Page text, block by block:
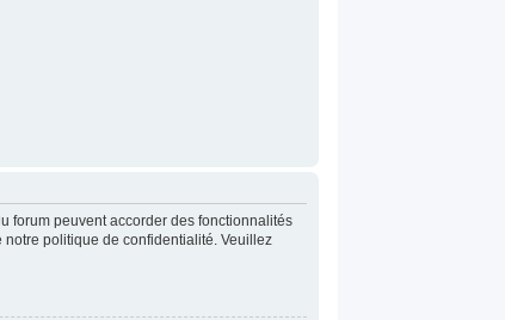
forum peuvent accorder des fonctionnalités
notre politique de confidentialité. Veuillez